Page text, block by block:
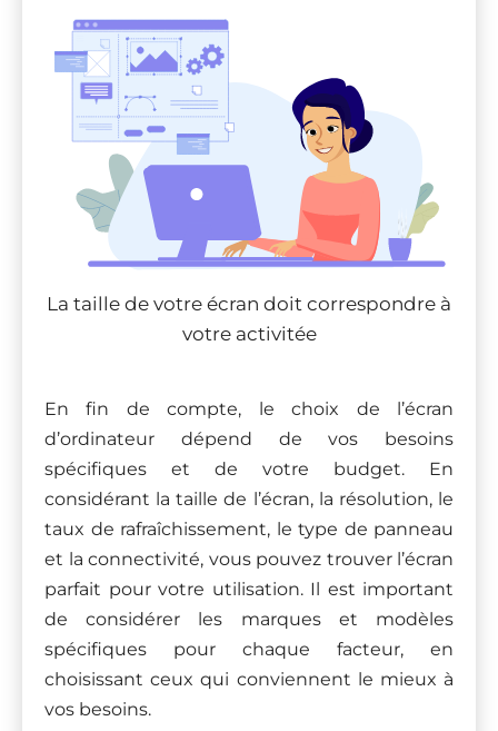
La taille de votre écran doit correspondre à
votre activitée
En fin de compte, le choix de l’écran
d’ordinateur dépend de vos besoins
spécifiques et de votre budget. En
considérant la taille de l’écran, la résolution, le
taux de rafraîchissement, le type de panneau
et la connectivité, vous pouvez trouver l’écran
parfait pour votre utilisation. Il est important
de considérer les marques et modèles
spécifiques pour chaque facteur, en
choisissant ceux qui conviennent le mieux à
vos besoins.